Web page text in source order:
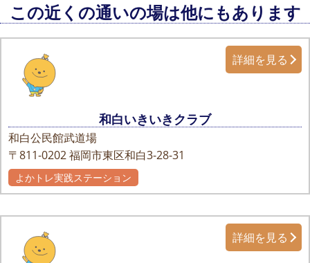
この近くの通いの場は他にもあります
和白いきいきクラブ
和白公民館武道場
〒811-0202福岡市東区和白3-28-31
詳細を見る
よかトレ実践ステーション
詳細を見る